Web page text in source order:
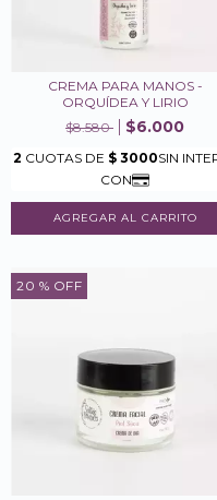
CREMA PARA MANOS -
ORQUÍDEA Y LIRIO
$8.580
$6.000
20 % OFF